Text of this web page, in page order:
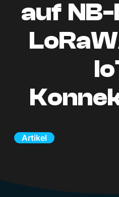
auf
Artikel